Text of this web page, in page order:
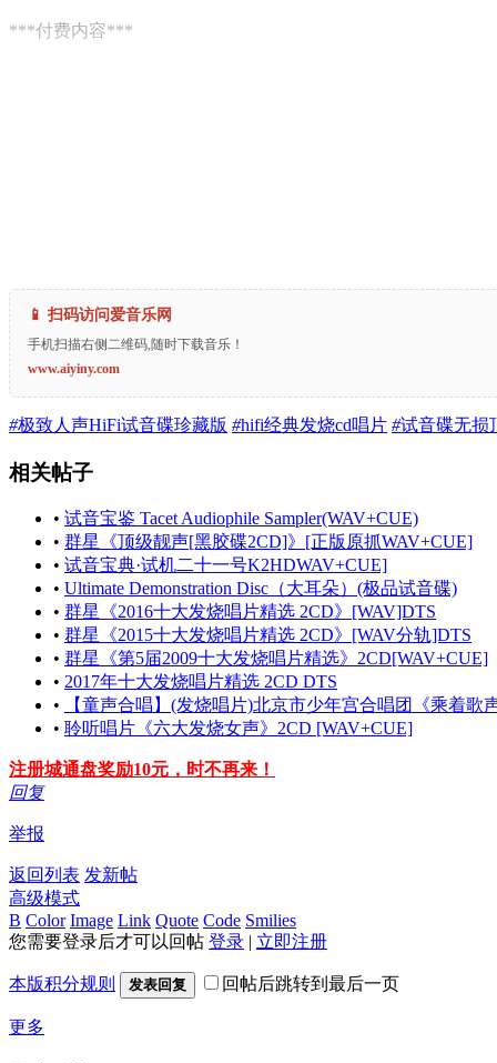
***付费内容***
📱 扫码访问爱音乐网
手机扫描右侧二维码,随时下载音乐！
www.aiyiny.com
#极致人声HiFi试音碟珍藏版 #hifi经典发烧cd唱片 #试音碟无损
相关帖子
• 试音宝鉴 Tacet Audiophile Sampler(WAV+CUE)
• 群星《顶级靓声[黑胶碟2CD]》[正版原抓WAV+CUE]
• 试音宝典·试机二十一号K2HDWAV+CUE]
• Ultimate Demonstration Disc（大耳朵）(极品试音碟)
• 群星《2016十大发烧唱片精选 2CD》[WAV]DTS
• 群星《2015十大发烧唱片精选 2CD》[WAV分轨]DTS
• 群星《第5届2009十大发烧唱片精选》2CD[WAV+CUE]
• 2017年十大发烧唱片精选 2CD DTS
•
【童声合唱】(发烧唱片)北京市少年宫合唱团《乘着歌
• 聆听唱片《六大发烧女声》2CD [WAV+CUE]
注册城通盘奖励10元，时不再来！
回复
举报
返回列表 发新帖
高级模式
B Color Image Link Quote Code Smilies
您需要登录后才可以回帖 登录 | 立即注册
本版积分规则 发表回复 回帖后跳转到最后一页
更多